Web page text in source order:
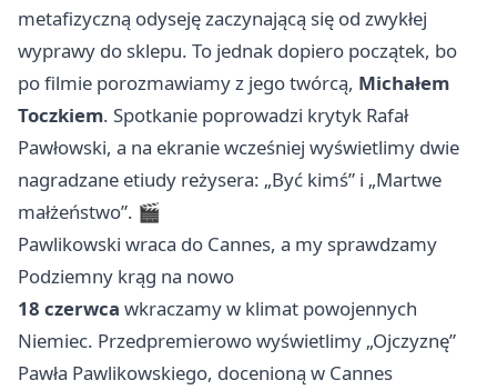
metafizyczną odyseję zaczynającą się od zwykłej
wyprawy do sklepu. To jednak dopiero początek, bo
po filmie porozmawiamy z jego twórcą, Michałem
Toczkiem. Spotkanie poprowadzi krytyk Rafał
Pawłowski, a na ekranie wcześniej wyświetlimy dwie
nagradzane etiudy reżysera: „Być kimś” i „Martwe
małżeństwo”. 🎬
Pawlikowski wraca do Cannes, a my sprawdzamy
Podziemny krąg na nowo
18 czerwca wkraczamy w klimat powojennych
Niemiec. Przedpremierowo wyświetlimy „Ojczyznę”
Pawła Pawlikowskiego, docenioną w Cannes